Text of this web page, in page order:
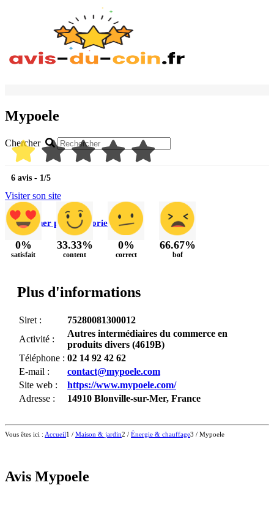
Chercher
Rechercher par catégorie
Mypoele
6 avis - 1/5
Visiter son site
0%
satisfait
33.33%
content
0%
correct
66.67%
bof
Plus d'informations
Siret :
75280081300012
Activité :
Autres intermédiaires du commerce en
produits divers (4619B)
Téléphone : 02 14 92 42 62
E-mail :
contact@mypoele.com
Site web :
https://www.mypoele.com/
Adresse :
14910 Blonville-sur-Mer, France
+
-
Vous êtes ici : Accueil1 / Maison & jardin2 / Énergie & chauffage3 / Mypoele
Avis Mypoele